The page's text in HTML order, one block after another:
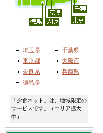
埼玉県
千葉県
東京都
大阪府
奈良県
兵庫県
徳島県
「夕食ネット」は、地域限定の
サービスです。（エリア拡大
中）